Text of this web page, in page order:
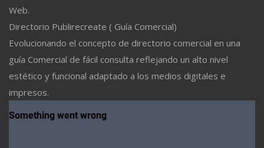
Web.
Directorio Publirecreate ( Guía Comercial)
Evolucionando el concepto de directorio comercial en una
guía Comercial de fácil consulta reflejando un alto nivel
estético y funcional adaptado a los medios digitales e
impresos.